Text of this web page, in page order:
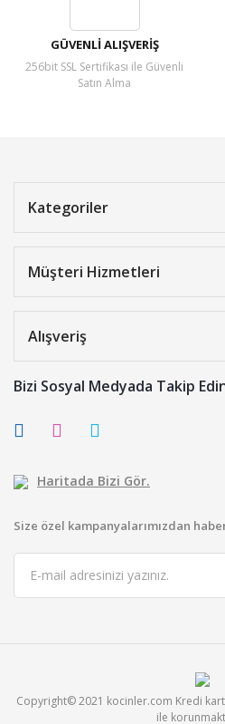
GÜVENLİ ALIŞVERİŞ
256bit SSL Sertifikası ile Güvenli
Satın Alma
Kategoriler
Müşteri Hizmetleri
Alışveriş
Bizi Sosyal Medyada Takip
Haritada Bizi Gör.
Size özel kampanyalarımızdan
Copyright© 2021 kocinler.com Kredi
ile